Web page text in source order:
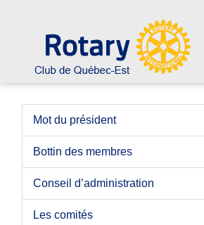
Mot du président
Bottin des membres
Conseil d’administration
Les comités